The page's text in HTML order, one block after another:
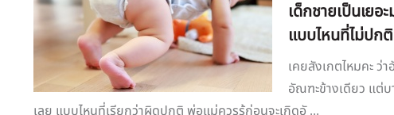
เด็กชายเป็นเย
แบบไหนที่ไม่ปกติ
เคยสังเกตไหมคะ
อัณฑะข้างเดียว แต่
เลย แบบไหนที่เรียกว่าผิดปกติ พ่อแม่ควรรู้ก่อนจะเกิดอั ...